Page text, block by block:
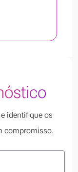
identifique os
compromisso.